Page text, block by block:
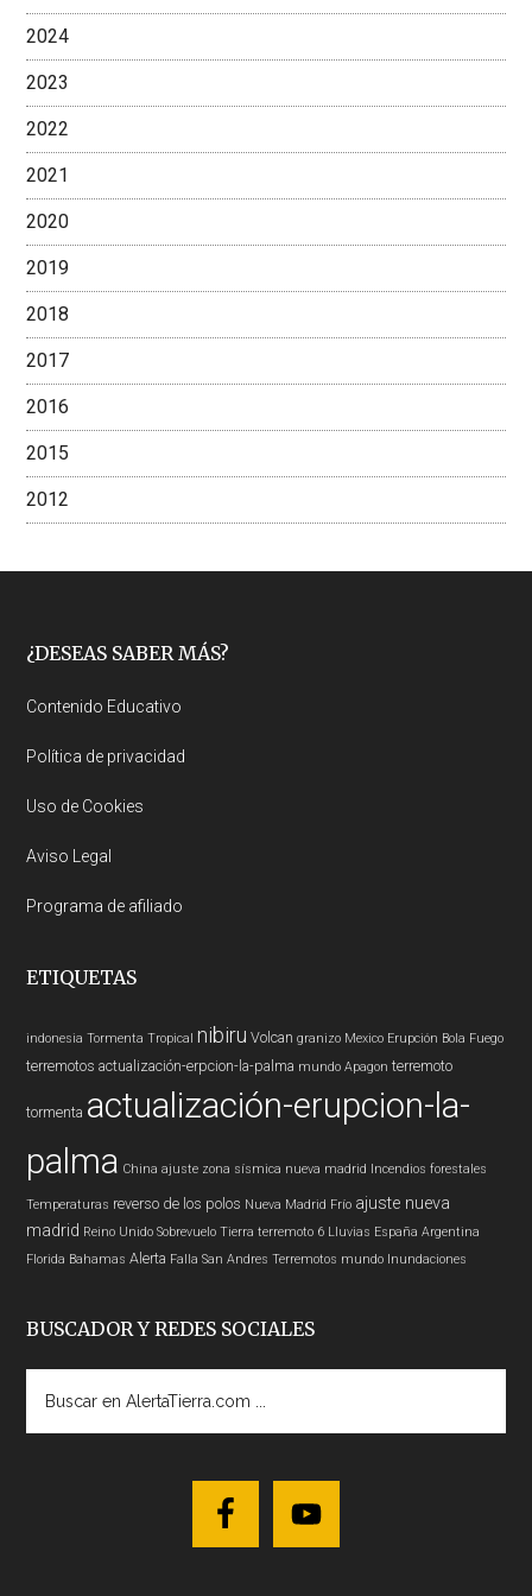
2024
2023
2022
2021
2020
2019
2018
2017
2016
2015
2012
Footer
¿DESEAS SABER MÁS?
Contenido Educativo
Política de privacidad
Uso de Cookies
Aviso Legal
Programa de afiliado
ETIQUETAS
indonesia Tormenta Tropical nibiru Volcan granizo Mexico Erupción Bola Fuego
terremotos actualización-erpcion-la-palma mundo Apagon terremoto
tormenta actualización-erupcion-la-
palma China ajuste zona sísmica nueva madrid Incendios forestales
Temperaturas reverso de los polos Nueva Madrid Frío ajuste nueva
madrid Reino Unido Sobrevuelo Tierra terremoto 6 Lluvias España Argentina
Florida Bahamas Alerta Falla San Andres Terremotos mundo Inundaciones
BUSCADOR Y REDES SOCIALES
AlertaTierra.com